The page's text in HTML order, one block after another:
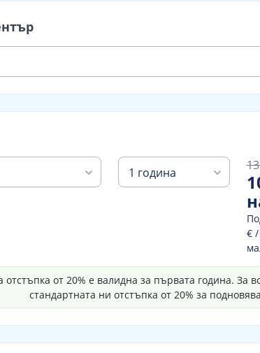
1 година
€
от 20% е валидна за първата година. За
стандартната ни отстъпка от 20% за